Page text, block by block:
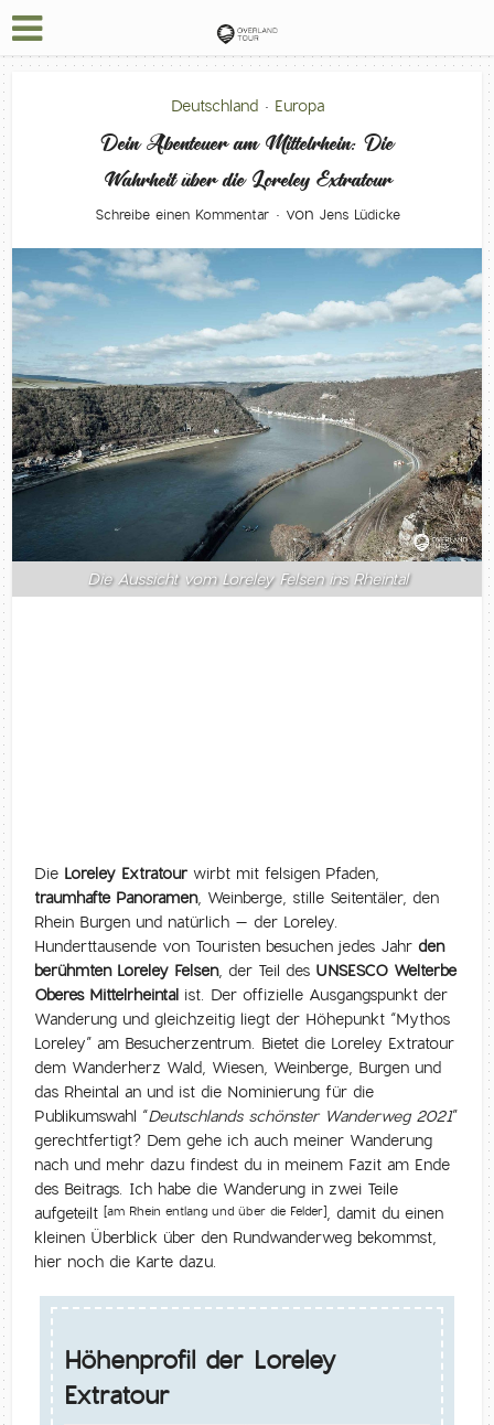
Deutschland • Europa
Dein Abenteuer am Mittelrhein: Die
Wahrheit über die Loreley Extratour
Schreibe einen Kommentar von Jens Lüdicke
Die Aussicht vom Loreley Felsen ins Rheintal
Die Loreley Extratour wirbt mit felsigen Pfaden,
traumhafte Panoramen, Weinberge, stille Seitentäler, den
Rhein Burgen und natürlich – der Loreley.
Hunderttausende von Touristen besuchen jedes Jahrden
berühmten Loreley Felsen, der Teil des UNSESCO Welterbe
Oberes Mittelrheintal ist. Der offizielle Ausgangspunkt der
Wanderung und gleichzeitig liegt der Höhepunkt “Mythos
Loreley” am Besucherzentrum. Bietet die Loreley Extratour
dem Wanderherz Wald, Wiesen, Weinberge, Burgen und
das Rheintal an und ist die Nominierung für die
Publikumswahl “Deutschlands schönster Wanderweg 2021”
gerechtfertigt? Dem gehe ich auch meiner Wanderung
nach und mehr dazu findest du in meinem Fazit am Ende
des Beitrags. Ich habe die Wanderung in zwei Teile
aufgeteilt[am Rhein entlang und über die Felder], damit du einen
kleinen Überblick über den Rundwanderweg bekommst,
hier noch die Karte dazu.
Höhenprofil der Loreley
Extratour